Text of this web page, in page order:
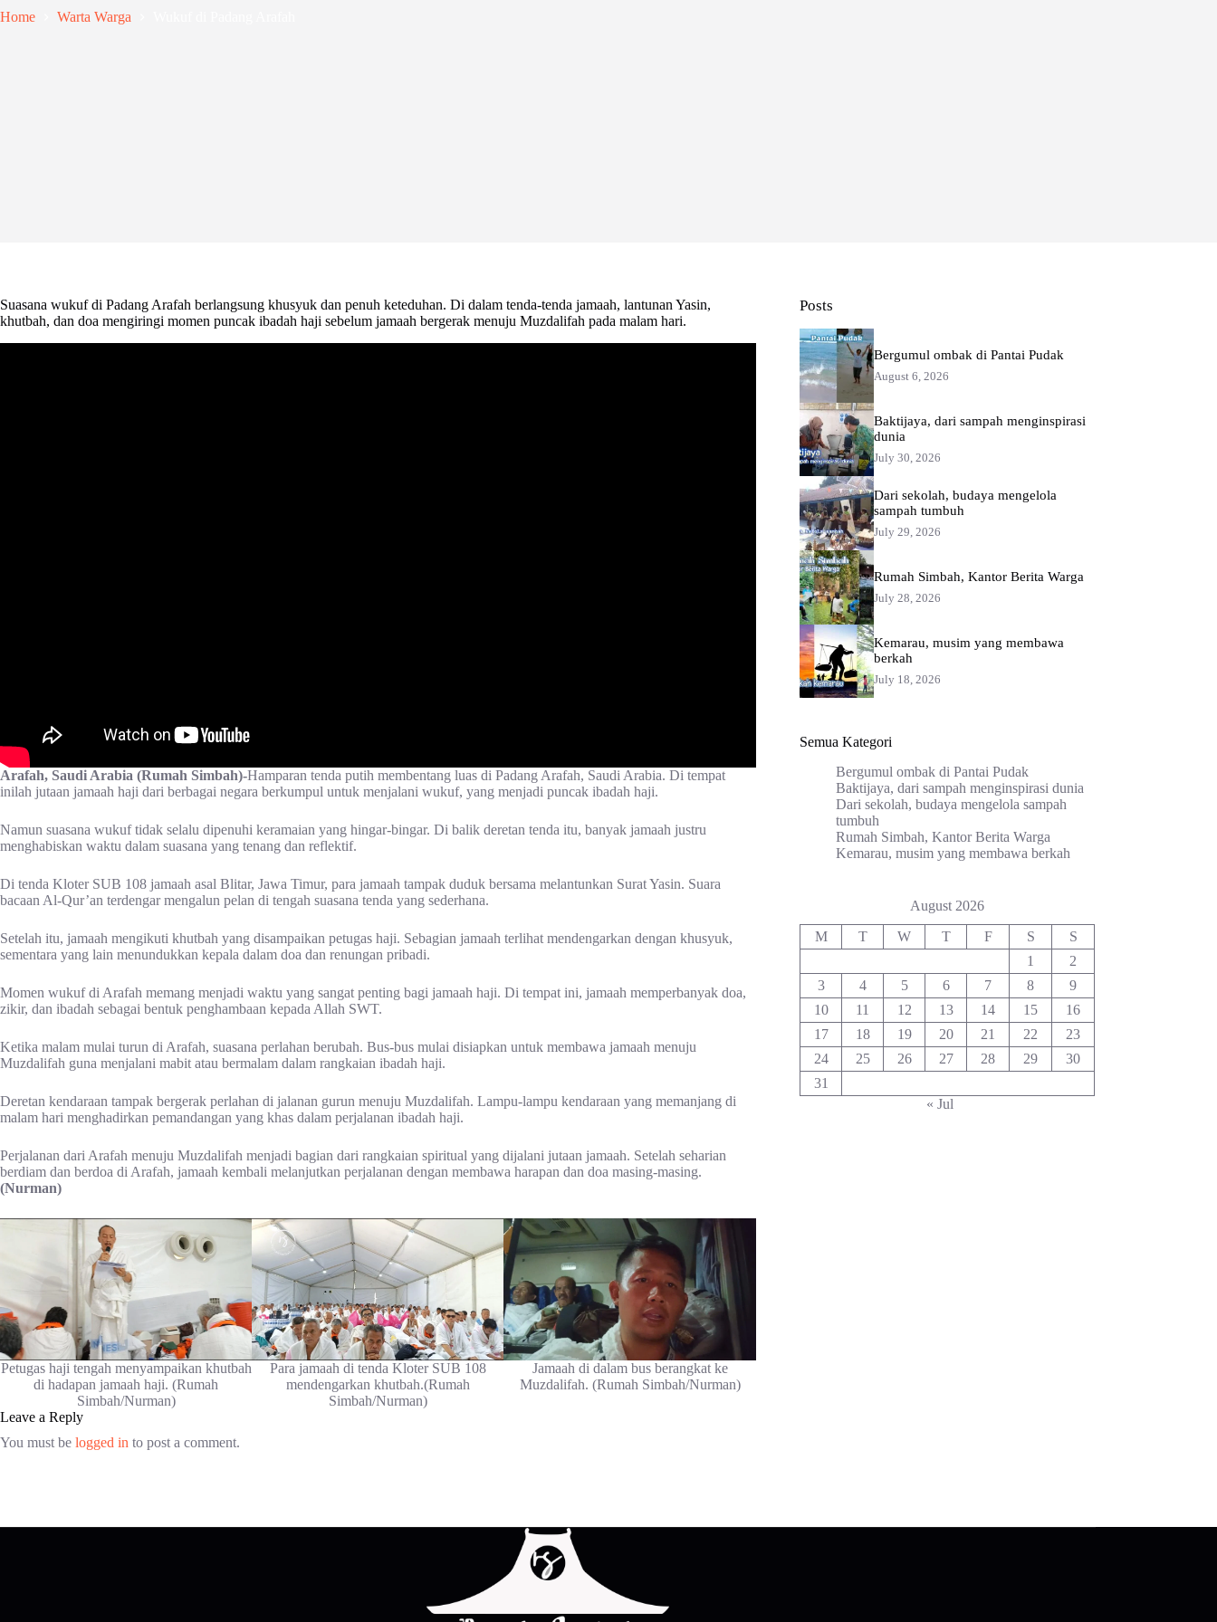
Home Warta Warga
Suasana wukuf di Padang Arafah berlangsung khusyuk dan penuh keteduhan. Di dalam tenda-tenda jamaah, lantunan Yasin,
khutbah, dan doa mengiringi momen puncak ibadah haji sebelum jamaah bergerak menuju Muzdalifah pada malam hari.
Arafah, Saudi Arabia (Rumah Simbah)-Hamparan tenda putih membentang luas di Padang Arafah, Saudi Arabia. Di tempat
inilah jutaan jamaah haji dari berbagai negara berkumpul untuk menjalani wukuf, yang menjadi puncak ibadah haji.
Namun suasana wukuf tidak selalu dipenuhi keramaian yang hingar-bingar. Di balik deretan tenda itu, banyak jamaah justru
menghabiskan waktu dalam suasana yang tenang dan reflektif.
Di tenda Kloter SUB 108 jamaah asal Blitar, Jawa Timur, para jamaah tampak duduk bersama melantunkan Surat Yasin. Suara
bacaan Al-Qur’an terdengar mengalun pelan di tengah suasana tenda yang sederhana.
Setelah itu, jamaah mengikuti khutbah yang disampaikan petugas haji. Sebagian jamaah terlihat mendengarkan dengan khusyuk,
sementara yang lain menundukkan kepala dalam doa dan renungan pribadi.
Momen wukuf di Arafah memang menjadi waktu yang sangat penting bagi jamaah haji. Di tempat ini, jamaah memperbanyak doa,
zikir, dan ibadah sebagai bentuk penghambaan kepada Allah SWT.
Ketika malam mulai turun di Arafah, suasana perlahan berubah. Bus-bus mulai disiapkan untuk membawa jamaah menuju
Muzdalifah guna menjalani mabit atau bermalam dalam rangkaian ibadah haji.
Deretan kendaraan tampak bergerak perlahan di jalanan gurun menuju Muzdalifah. Lampu-lampu kendaraan yang memanjang di
malam hari menghadirkan pemandangan yang khas dalam perjalanan ibadah haji.
Perjalanan dari Arafah menuju Muzdalifah menjadi bagian dari rangkaian spiritual yang dijalani jutaan jamaah. Setelah seharian
berdiam dan berdoa di Arafah, jamaah kembali melanjutkan perjalanan dengan membawa harapan dan doa masing-masing.
(Nurman)
Petugas haji tengah menyampaikan khutbah
di hadapan jamaah haji. (Rumah
Simbah/Nurman)
Para jamaah di tenda Kloter SUB 108
mendengarkan khutbah.(Rumah
Simbah/Nurman)
Jamaah di dalam bus berangkat ke
Muzdalifah. (Rumah Simbah/Nurman)
Leave a Reply
You must be logged in to post a comment.
Posts
Bergumul ombak di Pantai Pudak
August 6, 2026
Baktijaya, dari sampah menginspirasi
dunia
July 30, 2026
Dari sekolah, budaya mengelola
sampah tumbuh
July 29, 2026
Rumah Simbah, Kantor Berita Warga
July 28, 2026
Kemarau, musim yang membawa
berkah
July 18, 2026
Semua Kategori
Bergumul ombak di Pantai Pudak
Baktijaya, dari sampah menginspirasi dunia
Dari sekolah, budaya mengelola sampah
tumbuh
Rumah Simbah, Kantor Berita Warga
Kemarau, musim yang membawa berkah
August 2026
M T W T F S
S
1
2
3
4 5 6 7 8
9
10
11 12 13 14 15
16
17
18 19 20 21 22
23
24
25 26 27 28 29
30
31
« Jul